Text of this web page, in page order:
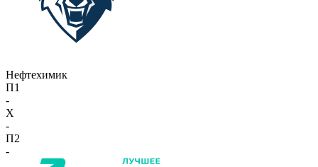
Нефтехимик
П1
-
X
-
П2
-